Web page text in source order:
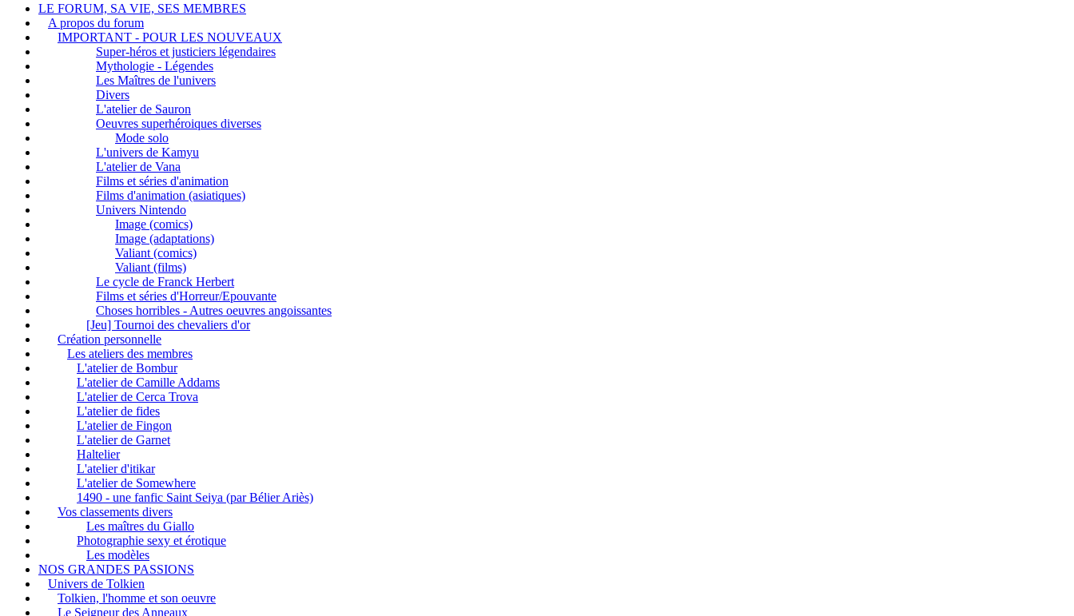
LE FORUM, SA VIE, SES MEMBRES
A propos du forum
IMPORTANT - POUR LES NOUVEAUX
Super-héros et justiciers légendaires
Mythologie - Légendes
Les Maîtres de l'univers
Divers
L'atelier de Sauron
Oeuvres superhéroiques diverses
Mode solo
L'univers de Kamyu
L'atelier de Vana
Films et séries d'animation
Films d'animation (asiatiques)
Univers Nintendo
Image (comics)
Image (adaptations)
Valiant (comics)
Valiant (films)
Le cycle de Franck Herbert
Films et séries d'Horreur/Epouvante
Choses horribles - Autres oeuvres angoissantes
[Jeu] Tournoi des chevaliers d'or
Création personnelle
Les ateliers des membres
L'atelier de Bombur
L'atelier de Camille Addams
L'atelier de Cerca Trova
L'atelier de fides
L'atelier de Fingon
L'atelier de Garnet
Haltelier
L'atelier d'itikar
L'atelier de Somewhere
1490 - une fanfic Saint Seiya (par Bélier Ariès)
Vos classements divers
Les maîtres du Giallo
Photographie sexy et érotique
Les modèles
NOS GRANDES PASSIONS
Univers de Tolkien
Tolkien, l'homme et son oeuvre
Le Seigneur des Anneaux